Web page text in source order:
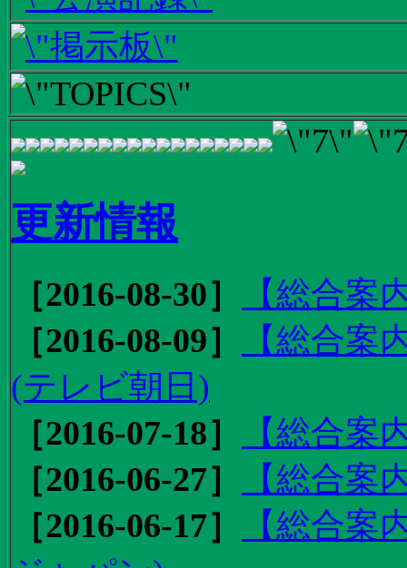
更新情報
［2016-08-30］
【総合
［2016-08-09］
【総合
(テレビ朝日)
［2016-07-18］
【総合案
［2016-06-27］
【総合案
［2016-06-17］
【総合